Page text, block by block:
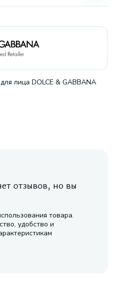
лица DOLCE & GABBANA
отзывов, но вы
товара.
удобство и